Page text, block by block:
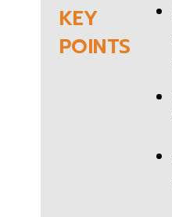
KEY
POINTS